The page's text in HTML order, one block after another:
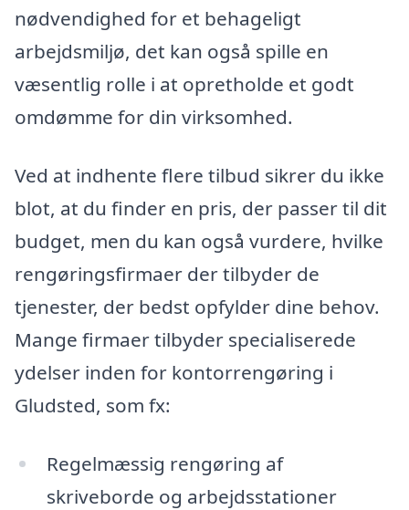
nødvendighed for et behageligt
arbejdsmiljø, det kan også spille en
væsentlig rolle i at opretholde et godt
omdømme for din virksomhed.
Ved at indhente flere tilbud sikrer du ikke
blot, at du finder en pris, der passer til dit
budget, men du kan også vurdere, hvilke
rengøringsfirmaer der tilbyder de
tjenester, der bedst opfylder dine behov.
Mange firmaer tilbyder specialiserede
ydelser inden for kontorrengøring i
Gludsted, som fx:
Regelmæssig rengøring af
skriveborde og arbejdsstationer